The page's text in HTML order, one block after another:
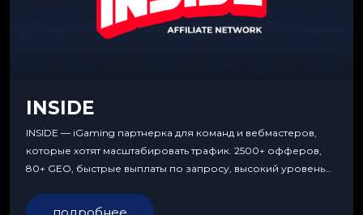
INSIDE
INSIDE — iGaming партнерка для команд и вебмастеров,
которые хотят масштабировать трафик. 2500+ офферов,
80+ GEO, быстрые выплаты по запросу, высокий уровень
подробнее